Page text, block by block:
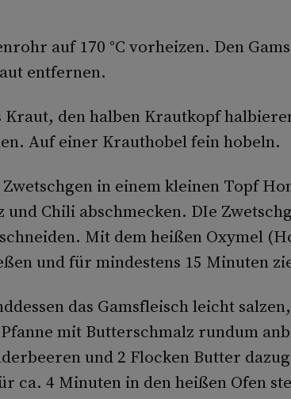
auf 170 °C vorheizen. Den
entfernen.
Kraut, den halben Krautkopf
Auf einer Krauthobel fein hobeln.
in einem kleinen Topf
und Chili abschmecken. DIe
Mit dem heißen Oxymel
und für mindestens 15 Minuten
das Gamsfleisch leicht
mit Butterschmalz rundum
und 2 Flocken Butter
ca. 4 Minuten in den heißen Ofen